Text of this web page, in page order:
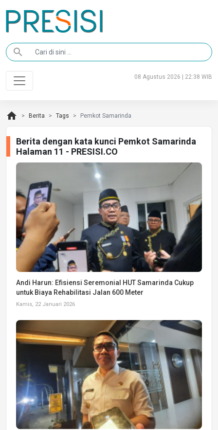
search
08 Agustus 2026 | 22:38 WIB
home Berita Tags Pemkot Samarinda
Berita dengan kata kunci Pemkot Samarinda
Halaman 11 - PRESISI.CO
Andi Harun: Efisiensi Seremonial HUT Samarinda Cukup
untuk Biaya Rehabilitasi Jalan 600 Meter
Kamis, 22 Januari 2026